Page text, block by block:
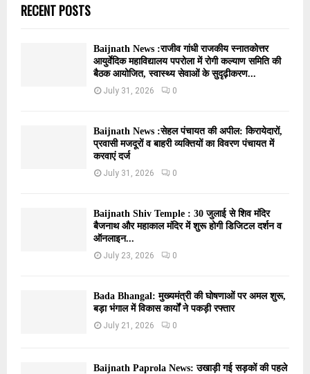
RECENT POSTS
Baijnath News :राजीव गांधी राजकीय स्नातकोत्तर
आयुर्वेदिक महाविद्यालय पपरोला में रोगी कल्याण समिति की
बैठक आयोजित, स्वास्थ्य सेवाओं के सुदृढ़ीकरण...
July 31, 2026 0
Baijnath News :सेहल पंचायत की अपील: किरायेदारों,
प्रवासी मजदूरों व बाहरी व्यक्तियों का विवरण पंचायत में
करवाएं दर्ज
July 31, 2026 0
Baijnath Shiv Temple : 30 जुलाई से शिव मंदिर
बैजनाथ और महाकाल मंदिर में शुरू होगी डिजिटल दर्शन व
ऑनलाइन...
July 23, 2026 0
Bada Bhangal: मुख्यमंत्री की घोषणाओं पर अमल शुरू,
बड़ा भंगाल में विकास कार्यों ने पकड़ी रफ्तार
July 21, 2026 0
Baijnath Paprola News: उखाड़ी गई सड़कों की पहले